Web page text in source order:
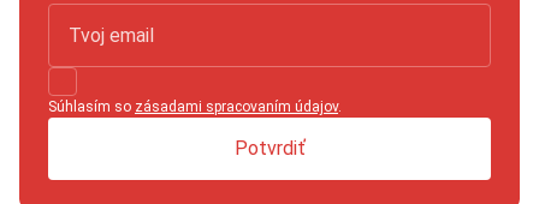
Súhlasím so zásadami spracovaním údajov.
Potvrdiť